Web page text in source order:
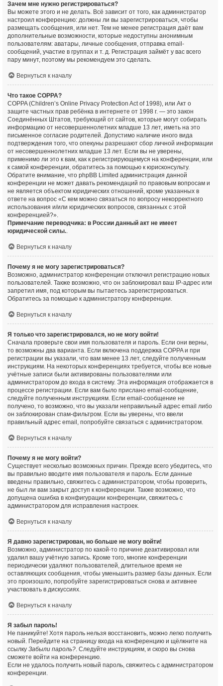
Зачем мне нужно регистрироваться?
Вы можете этого и не делать. Всё зависит от того, как администратор
настроил конференцию: должны ли вы зарегистрироваться, чтобы
размещать сообщения, или нет. Тем не менее регистрация даёт вам
дополнительные возможности, которые недоступны анонимным
пользователям: аватары, личные сообщения, отправка email-
сообщений, участие в группах и т. д. Регистрация займёт у вас всего
пару минут, поэтому мы рекомендуем это сделать.
Вернуться к началу
Что такое COPPA?
COPPA (Children’s Online Privacy Protection Act of 1998), или Акт о
защите частных прав ребёнка в интернете от 1998 г. — это закон
Соединённых Штатов, требующий от сайтов, которые могут собирать
информацию от несовершеннолетних младше 13 лет, иметь на это
письменное согласие родителей. Допустимо наличие иного вида
подтверждения того, что опекуны разрешают сбор личной информации
от несовершеннолетних младше 13 лет. Если вы не уверены,
применимо ли это к вам, как к регистрирующемуся на конференции, или
к самой конференции, обратитесь за помощью к юрисконсульту.
Обратите внимание, что phpBB Limited администрация данной
конференции не может давать рекомендаций по правовым вопросам и
не является объектом юридических отношений, кроме указанных в
ответе на вопрос «С кем можно связаться по вопросу некорректного
использования и/или юридических вопросов, связанных с этой
конференцией?».
Примечание переводчика: в России данный акт не имеет
юридической силы..
Вернуться к началу
Почему я не могу зарегистрироваться?
Возможно, администратор конференции отключил регистрацию новых
пользователей. Также возможно, что он заблокировал ваш IP-адрес или
запретил имя, под которым вы пытаетесь зарегистрироваться.
Обратитесь за помощью к администратору конференции.
Вернуться к началу
Я только что зарегистрировался, но не могу войти!
Сначала проверьте свои имя пользователя и пароль. Если они верны,
то возможны два варианта. Если включена поддержка COPPA и при
регистрации вы указали, что вам менее 13 лет, следуйте полученным
инструкциям. На некоторых конференциях требуется, чтобы все новые
учётные записи были активированы пользователями или
администратором до входа в систему. Эта информация отображается в
процессе регистрации. Если вам было прислано email-сообщение,
следуйте полученным инструкциям. Если email-сообщение не
получено, то возможно, что вы указали неправильный адрес email либо
он заблокирован спам-фильтром. Если вы уверены, что ввели
правильный адрес email, попробуйте связаться с администратором.
Вернуться к началу
Почему я не могу войти?
Существует несколько возможных причин. Прежде всего убедитесь, что
вы правильно вводите имя пользователя и пароль. Если данные
введены правильно, свяжитесь с администратором, чтобы проверить,
не был ли вам закрыт доступ к конференции. Также возможно, что
допущена ошибка в конфигурации конференции, свяжитесь с
администратором для исправления настроек.
Вернуться к началу
Я давно зарегистрирован, но больше не могу войти!
Возможно, администратор по какой-то причине деактивировал или
удалил вашу учётную запись. Кроме того, многие конференции
периодически удаляют пользователей, длительное время не
оставляющих сообщения, чтобы уменьшить размер базы данных. Если
это произошло, попробуйте зарегистрироваться снова и активнее
участвовать в дискуссиях.
Вернуться к началу
Я забыл пароль!
Не паникуйте! Хотя пароль нельзя восстановить, можно легко получить
новый. Перейдите на страницу входа на конференцию и щёлкните на
ссылку Забыли пароль?. Следуйте инструкциям, и скоро вы снова
сможете войти на конференцию.
Если не удалось получить новый пароль, свяжитесь с администратором
конференции.